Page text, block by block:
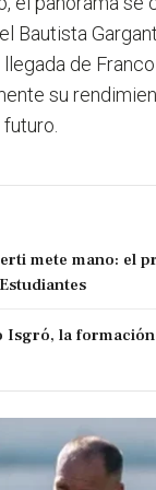
Bautista
de
su
mete mano: el
Isgró, la